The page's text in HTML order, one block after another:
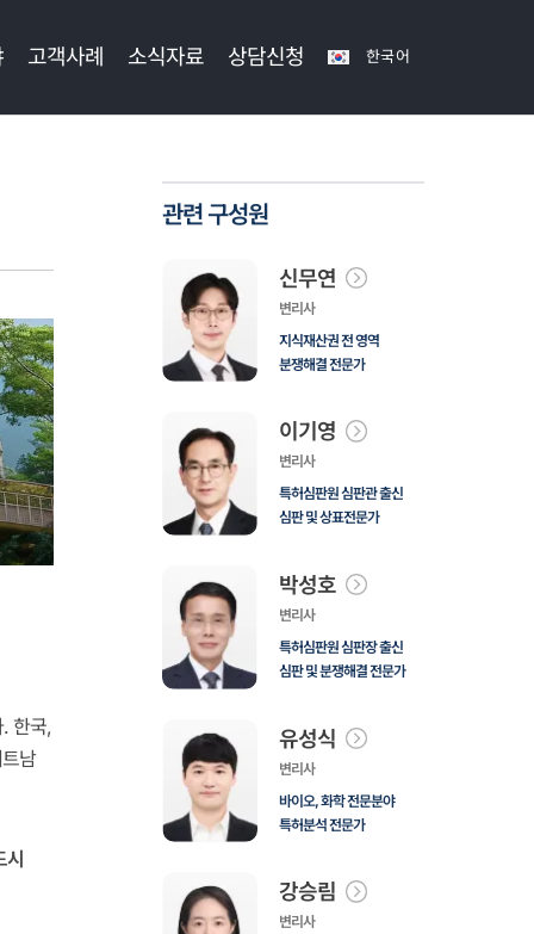
고객사례 소식자료 상담신청 한국어
한국,
남
관련 구성원
신무연
변리사
지식재산권 전 영역
분쟁해결 전문가
이기영
변리사
특허심판원 심판관 출신
심판 및 상표전문가
박성호
변리사
특허심판원 심판장 출신
심판 및 분쟁해결 전문가
유성식
변리사
바이오, 화학 전문분야
특허분석 전문가
강승림
변리사